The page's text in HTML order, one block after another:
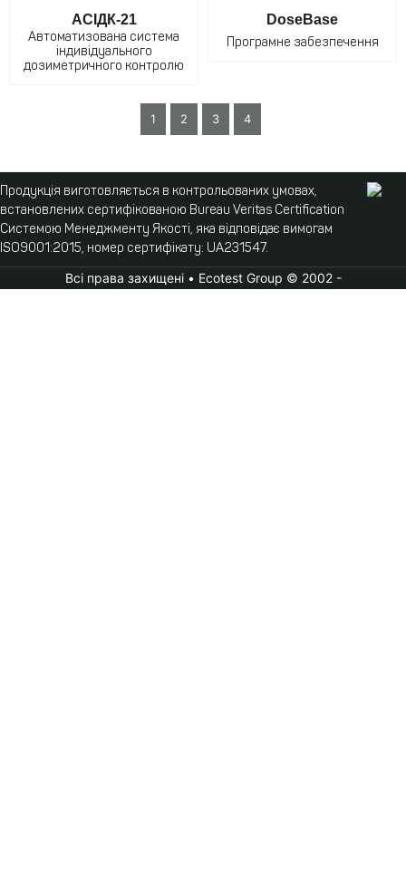
АСІДК-21
Автоматизована система
індивідуального
дозиметричного контролю
DoseBase
Програмне забезпечення
1 2 3 4
Продукція виготовляється в контрольованих умовах,
встановлених сертифікованою Bureau Veritas Certification
Системою Менеджменту Якості, яка відповідає вимогам
ISO9001:2015, номер сертифікату: UA231547.
Всі права захищені • Ecotest Group © 2002 -